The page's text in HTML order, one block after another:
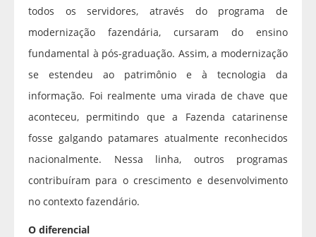
todos os servidores, através do programa de
modernização fazendária, cursaram do ensino
fundamental à pós-graduação. Assim, a modernização
se estendeu ao patrimônio e à tecnologia da
informação. Foi realmente uma virada de chave que
aconteceu, permitindo que a Fazenda catarinense
fosse galgando patamares atualmente reconhecidos
nacionalmente. Nessa linha, outros programas
contribuíram para o crescimento e desenvolvimento
no contexto fazendário.
O diferencial